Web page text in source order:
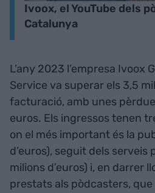
Ivoox, el YouTube dels
Catalunya
L’any 2023 l’empresa Ivoox
Service va superar els 3,5
facturació, amb unes
euros. Els ingressos tenen
on el més important és la
d’euros), seguit dels serveis
milions d’euros) i, en darrer
prestats als pòdcasters,